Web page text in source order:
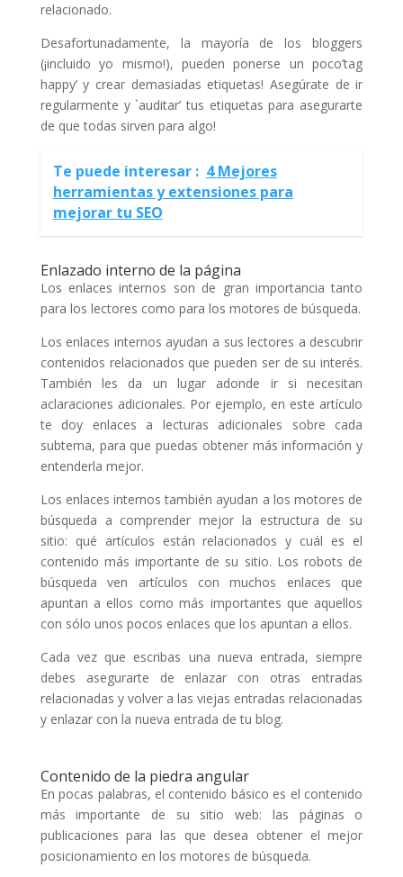
relacionado.
Desafortunadamente, la mayoría de los bloggers
(¡incluido yo mismo!), pueden ponerse un poco’tag
happy’ y crear demasiadas etiquetas! Asegúrate de ir
regularmente y `auditar’ tus etiquetas para asegurarte
de que todas sirven para algo!
Te puede interesar : 4 Mejores
herramientas y extensiones para
mejorar tu SEO
Enlazado interno de la página
Los enlaces internos son de gran importancia tanto
para los lectores como para los motores de búsqueda.
Los enlaces internos ayudan a sus lectores a descubrir
contenidos relacionados que pueden ser de su interés.
También les da un lugar adonde ir si necesitan
aclaraciones adicionales. Por ejemplo, en este artículo
te doy enlaces a lecturas adicionales sobre cada
subtema, para que puedas obtener más información y
entenderla mejor.
Los enlaces internos también ayudan a los motores de
búsqueda a comprender mejor la estructura de su
sitio: qué artículos están relacionados y cuál es el
contenido más importante de su sitio. Los robots de
búsqueda ven artículos con muchos enlaces que
apuntan a ellos como más importantes que aquellos
con sólo unos pocos enlaces que los apuntan a ellos.
Cada vez que escribas una nueva entrada, siempre
debes asegurarte de enlazar con otras entradas
relacionadas y volver a las viejas entradas relacionadas
y enlazar con la nueva entrada de tu blog.
Contenido de la piedra angular
En pocas palabras, el contenido básico es el contenido
más importante de su sitio web: las páginas o
publicaciones para las que desea obtener el mejor
posicionamiento en los motores de búsqueda.